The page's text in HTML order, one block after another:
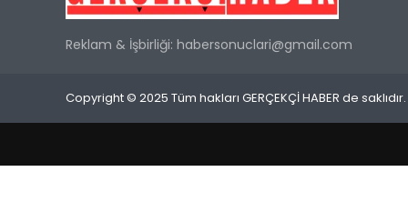
Reklam & İşbirliği: habersonuclari@gmail.com
Copyright © 2025 Tüm hakları GERÇEKÇİ HABER de saklıdır.